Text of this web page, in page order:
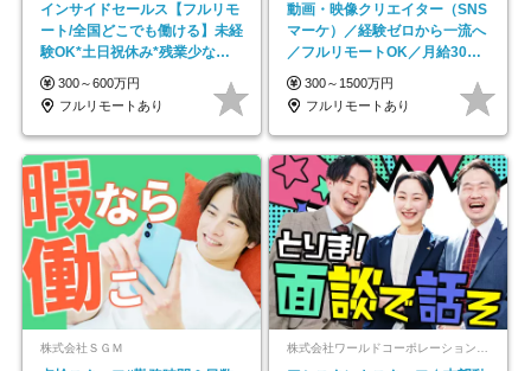
インサイドセールス【フルリモ
ート/全国どこでも働ける】未経
験OK*土日祝休み*残業少なめ*
在宅勤務手当あり
300～600万円
フルリモートあり
動画・映像クリエイター（SNS
マーケ）／経験ゼロから一流へ
／フルリモートOK／月給30万
円～／年休130日以上
300～1500万円
フルリモートあり
株式会社ＳＧＭ